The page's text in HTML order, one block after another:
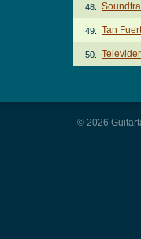
48.
49. Tan
50.
© 2026